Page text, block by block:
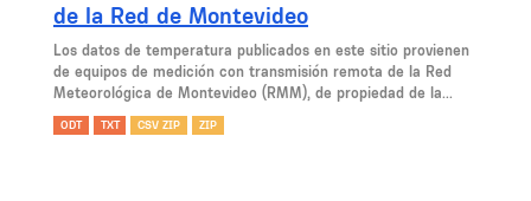
de la Red de Montevideo
Los datos de temperatura publicados en este sitio provienen
de equipos de medición con transmisión remota de la Red
Meteorológica de Montevideo (RMM), de propiedad de la...
ODT TXT CSV ZIP ZIP